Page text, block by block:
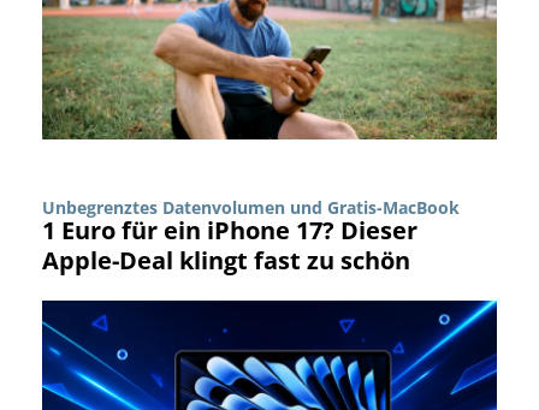
Unbegrenztes Datenvolumen und Gratis-MacBook
1 Euro für ein iPhone 17? Dieser
Apple-Deal klingt fast zu schön